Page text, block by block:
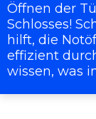
Öffnen der
Schlosses!
hilft, die
effizient
wissen, was